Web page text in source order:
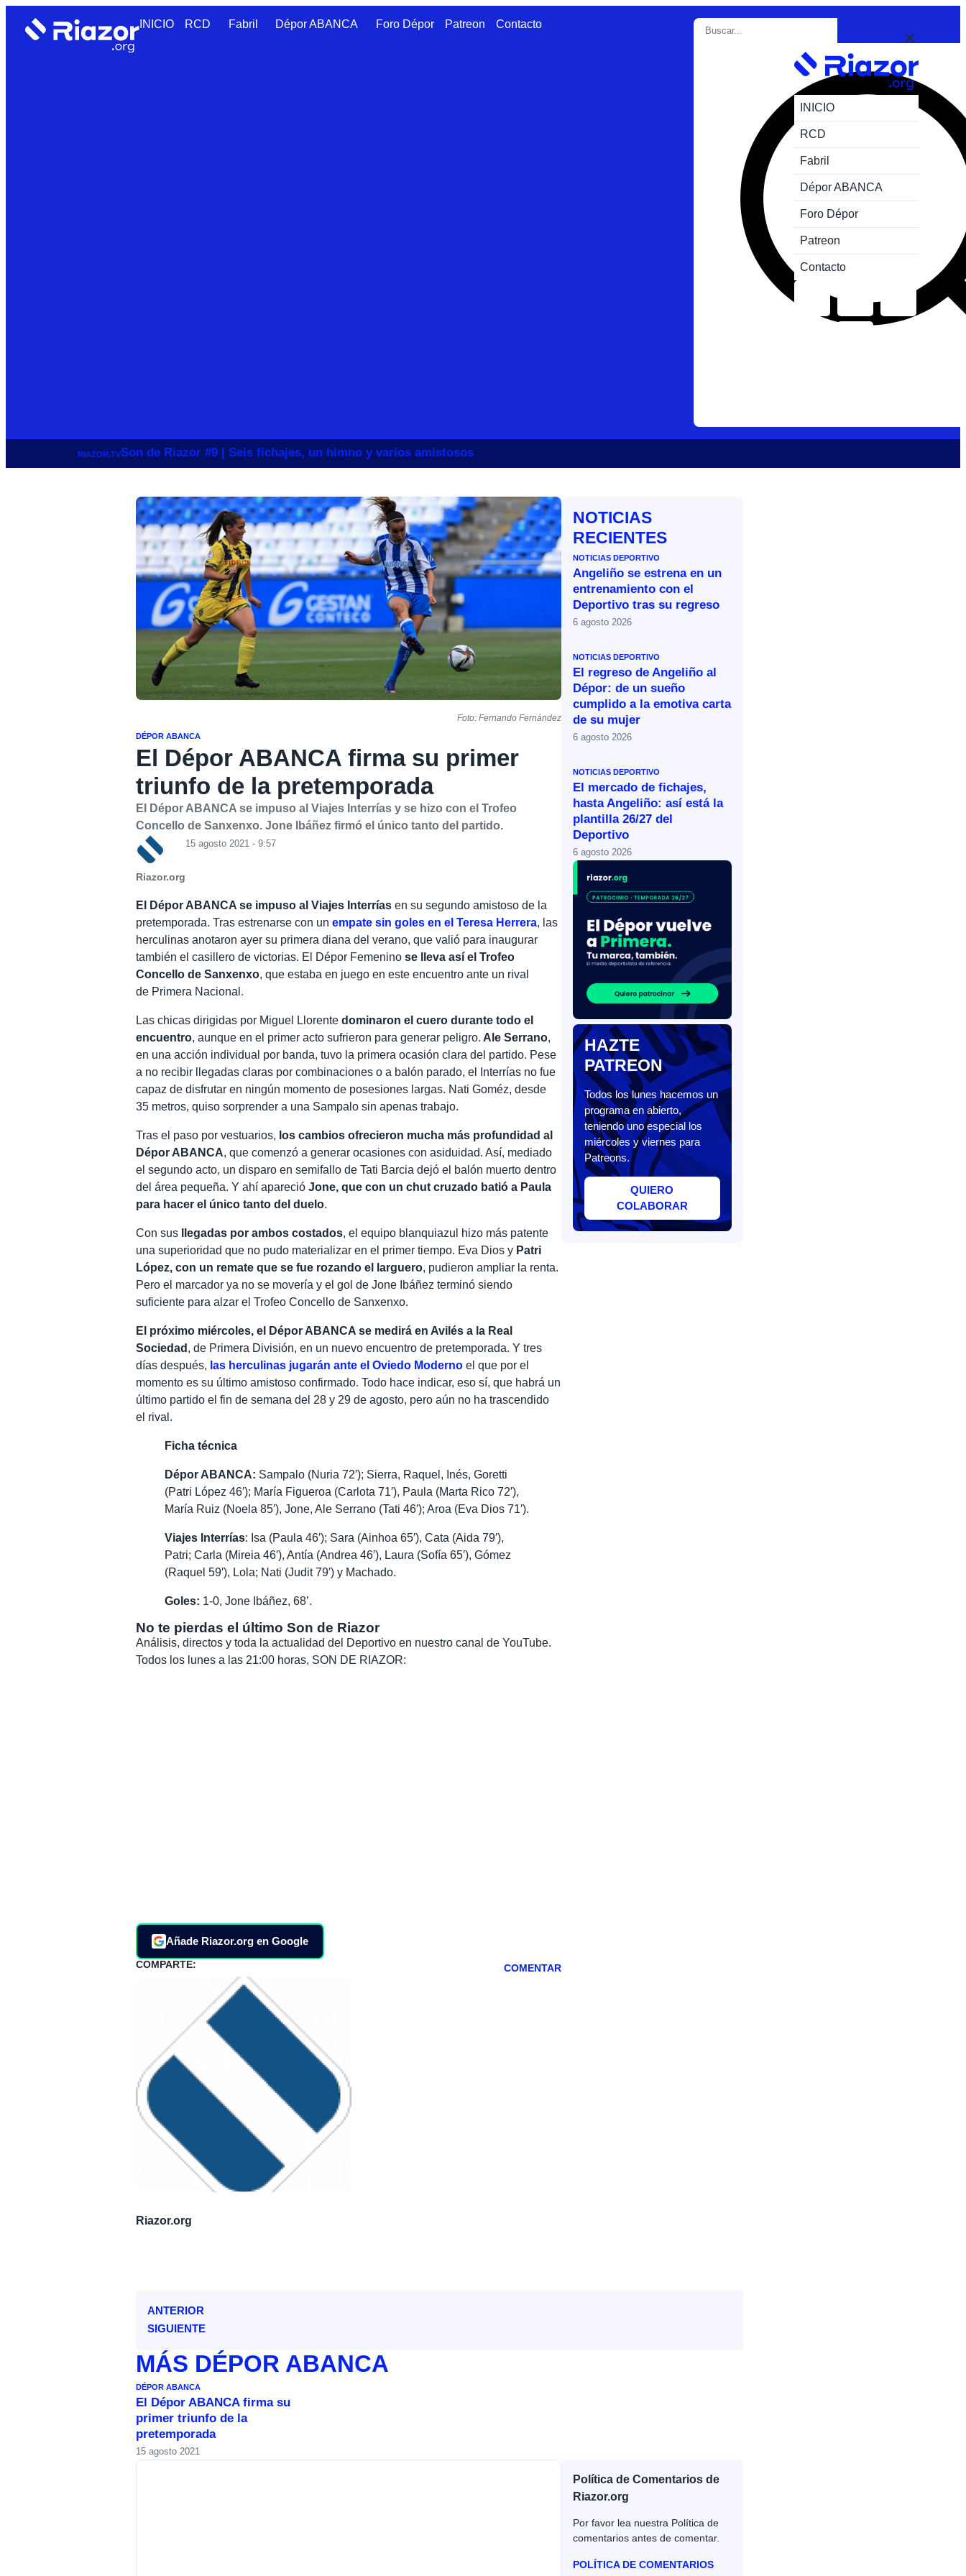
INICIO RCD Fabril Dépor ABANCA Foro Dépor Patreon Contacto
INICIO
RCD
Fabril
Dépor ABANCA
Foro Dépor
Patreon
Contacto
RIAZOR.TVSon de Riazor #9 | Seis fichajes, un himno y varios amistosos
Foto: Fernando Fernández
DÉPOR ABANCA
El Dépor ABANCA firma su primer
triunfo de la pretemporada
El Dépor ABANCA se impuso al Viajes Interrías y se hizo con el Trofeo
Concello de Sanxenxo. Jone Ibáñez firmó el único tanto del partido.
Riazor.org
15 agosto 2021 - 9:57
El Dépor ABANCA se impuso al Viajes Interrías en su segundo amistoso de la
pretemporada. Tras estrenarse con unempate sin goles en el Teresa Herrera, las
herculinas anotaron ayer su primera diana del verano, que valió para inaugurar
también el casillero de victorias. El Dépor Femeninose lleva así el Trofeo
Concello de Sanxenxo, que estaba en juego en este encuentro ante un rival
de Primera Nacional.
Las chicas dirigidas por Miguel Llorentedominaron el cuero durante todo el
encuentro, aunque en el primer acto sufrieron para generar peligro. Ale Serrano,
en una acción individual por banda, tuvo la primera ocasión clara del partido. Pese
a no recibir llegadas claras por combinaciones o a balón parado, el Interrías no fue
capaz de disfrutar en ningún momento de posesiones largas. Nati Goméz, desde
35 metros, quiso sorprender a una Sampalo sin apenas trabajo.
Tras el paso por vestuarios, los cambios ofrecieron mucha más profundidad al
Dépor ABANCA, que comenzó a generar ocasiones con asiduidad. Así, mediado
el segundo acto, un disparo en semifallo de Tati Barcia dejó el balón muerto dentro
del área pequeña. Y ahí aparecióJone, que con un chut cruzado batió a Paula
para hacer el único tanto del duelo.
Con sus llegadas por ambos costados, el equipo blanquiazul hizo más patente
una superioridad que no pudo materializar en el primer tiempo. Eva Dios y Patri
López, con un remate que se fue rozando el larguero, pudieron ampliar la renta.
Pero el marcador ya no se movería y el gol de Jone Ibáñez terminó siendo
suficiente para alzar el Trofeo Concello de Sanxenxo.
El próximo miércoles, el Dépor ABANCA se medirá en Avilés a la Real
Sociedad , de Primera División, en un nuevo encuentro de pretemporada. Y tres
días después, las herculinas jugarán ante el Oviedo Modernoel que por el
momento es su último amistoso confirmado. Todo hace indicar, eso sí, que habrá un
último partido el fin de semana del 28 y 29 de agosto, pero aún no ha trascendido
el rival.
Ficha técnica
Dépor ABANCA: Sampalo (Nuria 72′); Sierra, Raquel, Inés, Goretti
(Patri López 46′); María Figueroa (Carlota 71′), Paula (Marta Rico 72′),
María Ruiz (Noela 85′), Jone, Ale Serrano (Tati 46′); Aroa (Eva Dios 71′).
Viajes Interrías: Isa (Paula 46′); Sara (Ainhoa 65′), Cata (Aida 79′),
Patri; Carla (Mireia 46′), Antía (Andrea 46′), Laura (Sofía 65′), Gómez
(Raquel 59′), Lola; Nati (Judit 79′) y Machado.
Goles: 1-0, Jone Ibáñez, 68’.
No te pierdas el último Son de Riazor
Análisis, directos y toda la actualidad del Deportivo en nuestro canal de YouTube.
Todos los lunes a las 21:00 horas, SON DE RIAZOR:
Añade Riazor.org en Google
COMPARTE: COMENTAR
Riazor.org
NOTICIAS
RECIENTES
NOTICIAS DEPORTIVO
Angeliño se estrena en un
entrenamiento con el
Deportivo tras su regreso
6 agosto 2026
NOTICIAS DEPORTIVO
El regreso de Angeliño al
Dépor: de un sueño
cumplido a la emotiva carta
de su mujer
6 agosto 2026
NOTICIAS DEPORTIVO
El mercado de fichajes,
hasta Angeliño: así está la
plantilla 26/27 del
Deportivo
6 agosto 2026
HAZTE
PATREON
Todos los lunes hacemos un
programa en abierto,
teniendo uno especial los
miércoles y viernes para
Patreons.
QUIERO
COLABORAR
ANTERIOR
SIGUIENTE
MÁS DÉPOR ABANCA
DÉPOR ABANCA
El Dépor ABANCA firma su
primer triunfo de la
pretemporada
15 agosto 2021
Política de Comentarios de
Riazor.org
Por favor lea nuestra Política de
comentarios antes de comentar.
POLÍTICA DE COMENTARIOS